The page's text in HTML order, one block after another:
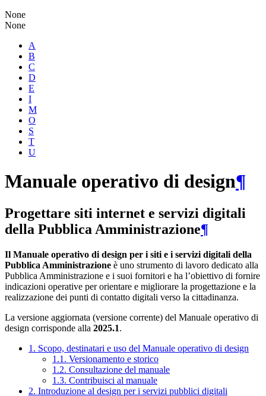
None
None
A
B
C
D
E
I
M
O
S
T
U
Manuale operativo di design¶
Progettare siti internet e servizi digitali
della Pubblica Amministrazione¶
Il Manuale operativo di design per i siti e i servizi digitali della
Pubblica Amministrazione è uno strumento di lavoro dedicato alla
Pubblica Amministrazione e i suoi fornitori e ha l’obiettivo di fornire
indicazioni operative per orientare e migliorare la progettazione e la
realizzazione dei punti di contatto digitali verso la cittadinanza.
La versione aggiornata (versione corrente) del Manuale operativo di
design corrisponde alla 2025.1.
1. Scopo, destinatari e uso del Manuale operativo di design
1.1. Versionamento e storico
1.2. Consultazione del manuale
1.3. Contribuisci al manuale
2. Introduzione al design per i servizi pubblici digitali